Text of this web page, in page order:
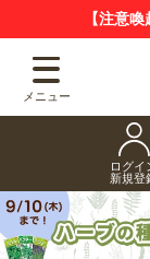
新規会
メニュー
ログイ
新規登
> 特集・キャ